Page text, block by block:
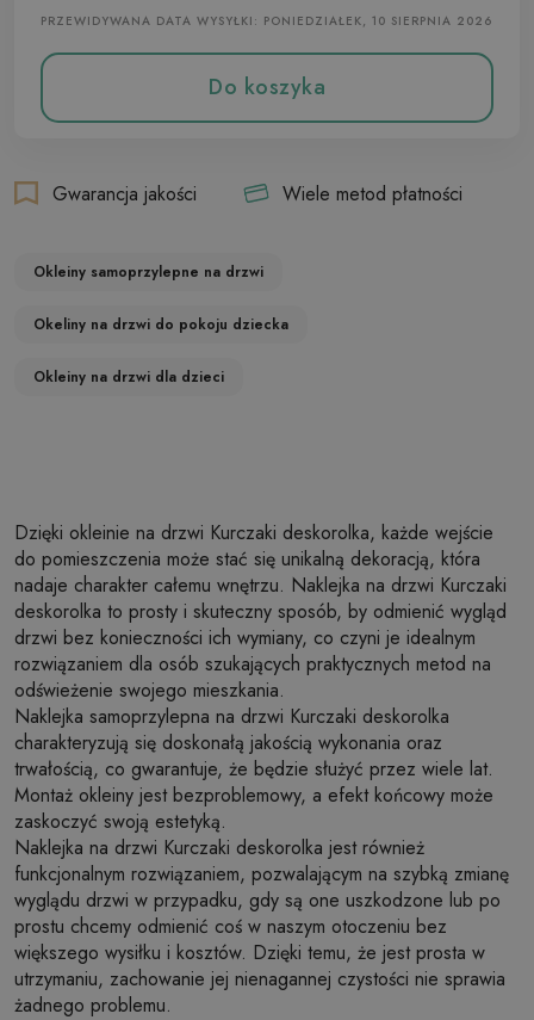
PRZEWIDYWANA DATA WYSYŁKI: PONIEDZIAŁEK, 10 SIERPNIA 2026
Do koszyka
Gwarancja jakości Wiele metod płatności
Okleiny samoprzylepne na drzwi
Okeliny na drzwi do pokoju dziecka
Okleiny na drzwi dla dzieci
Dzięki okleinie na drzwi Kurczaki deskorolka, każde wejście
do pomieszczenia może stać się unikalną dekoracją, która
nadaje charakter całemu wnętrzu. Naklejka na drzwi Kurczaki
deskorolka to prosty i skuteczny sposób, by odmienić wygląd
drzwi bez konieczności ich wymiany, co czyni je idealnym
rozwiązaniem dla osób szukających praktycznych metod na
odświeżenie swojego mieszkania.
Naklejka samoprzylepna na drzwi Kurczaki deskorolka
charakteryzują się doskonałą jakością wykonania oraz
trwałością, co gwarantuje, że będzie służyć przez wiele lat.
Montaż okleiny jest bezproblemowy, a efekt końcowy może
zaskoczyć swoją estetyką.
Naklejka na drzwi Kurczaki deskorolka jest również
funkcjonalnym rozwiązaniem, pozwalającym na szybką zmianę
wyglądu drzwi w przypadku, gdy są one uszkodzone lub po
prostu chcemy odmienić coś w naszym otoczeniu bez
większego wysiłku i kosztów. Dzięki temu, że jest prosta w
utrzymaniu, zachowanie jej nienagannej czystości nie sprawia
żadnego problemu.